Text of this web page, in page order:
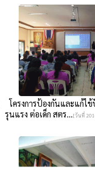
โครงการป้องกันและแก้ไ
รุนแรง ต่อเด็ก สตร...[วันที่